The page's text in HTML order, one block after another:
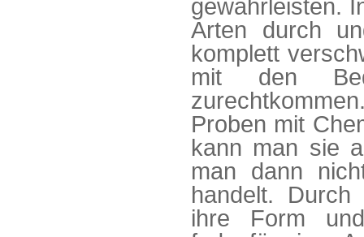
gewährleisten.
Arten durch
komplett
mit den
Proben mit
kann man sie
man dann
handelt.
ihre Form